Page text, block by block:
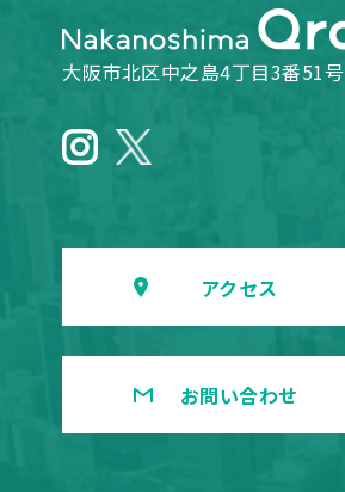
大阪市北区中之島4丁目3番51号
アクセス
お問い合わせ